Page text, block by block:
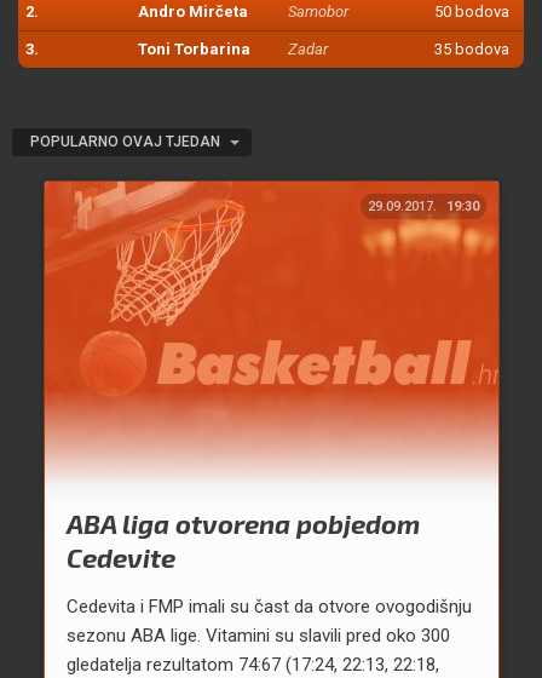
2. Andro Mirčeta Samobor 50 bodova
3. Toni Torbarina Zadar 35 bodova
POPULARNO OVAJ TJEDAN
29.09.2017. 19:30
ABA liga otvorena pobjedom
Cedevite
Cedevita i FMP imali su čast da otvore ovogodišnju
sezonu ABA lige. Vitamini su slavili pred oko 300
gledatelja rezultatom 74:67 (17:24, 22:13, 22:18,